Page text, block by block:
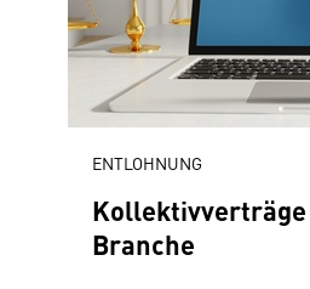
ENTLOHNUNG
Branche